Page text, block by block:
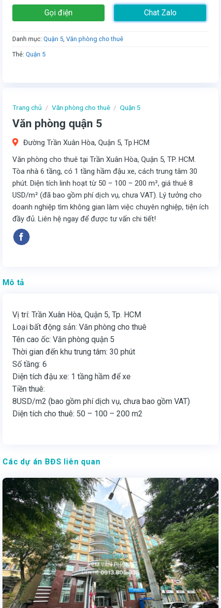
Trang chủ / Văn phòng cho thuê / Quận 5
Văn phòng quận 5
Đường Trần Xuân Hòa, Quận 5, Tp.HCM
Văn phòng cho thuê tại Trần Xuân Hòa, Quận 5, TP. HCM.
Tòa nhà 6 tầng, có 1 tầng hầm đậu xe, cách trung tâm 30
phút. Diện tích linh hoạt từ 50 – 100 – 200 m², giá thuê 8
USD/m² (đã bao gồm phí dịch vụ, chưa VAT). Lý tưởng cho
doanh nghiệp tìm không gian làm việc chuyên nghiệp, tiện ích
đầy đủ. Liên hệ ngay để được tư vấn chi tiết!
Gọi điện Chat Zalo
Danh mục: Quận 5 Văn phòng cho thuê
Thẻ: Quận 5
Mô tả
Vị trí: Trần Xuân Hòa, Quận 5, Tp. HCM
Loại bất động sản: Văn phòng cho thuê
Tên cao ốc: Văn phòng quận 5
Thời gian đến khu trung tâm: 30 phút
Số tầng: 6
Diện tích đậu xe: 1 tầng hầm để xe
Tiền thuê:
8USD/m2 (bao gồm phí dịch vụ, chưa bao gồm VAT)
Diện tích cho thuê: 50 – 100 – 200 m2
Các dự án BĐS liên quan